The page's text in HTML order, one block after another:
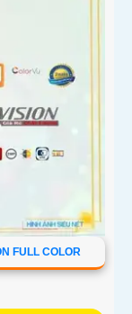
FULL COLOR